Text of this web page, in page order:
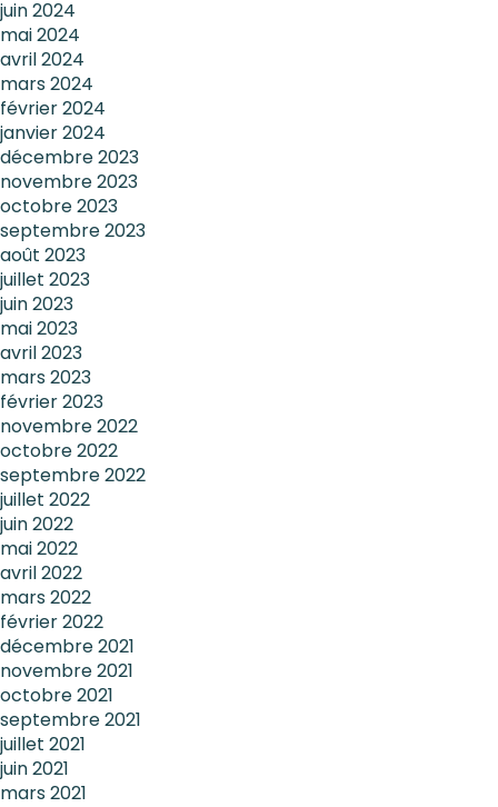
juin 2024
mai 2024
avril 2024
mars 2024
février 2024
janvier 2024
décembre 2023
novembre 2023
octobre 2023
septembre 2023
août 2023
juillet 2023
juin 2023
mai 2023
avril 2023
mars 2023
février 2023
novembre 2022
octobre 2022
septembre 2022
juillet 2022
juin 2022
mai 2022
avril 2022
mars 2022
février 2022
décembre 2021
novembre 2021
octobre 2021
septembre 2021
juillet 2021
juin 2021
mars 2021